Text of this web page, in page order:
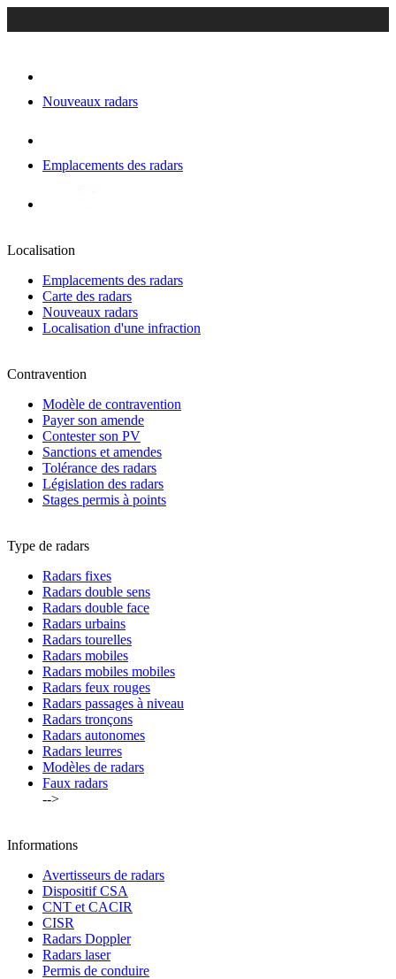
Nouveaux radars
Emplacements des radars
Localisation
Emplacements des radars
Carte des radars
Nouveaux radars
Localisation d'une infraction
Contravention
Modèle de contravention
Payer son amende
Contester son PV
Sanctions et amendes
Tolérance des radars
Législation des radars
Stages permis à points
Type de radars
Radars fixes
Radars double sens
Radars double face
Radars urbains
Radars tourelles
Radars mobiles
Radars mobiles mobiles
Radars feux rouges
Radars passages à niveau
Radars tronçons
Radars autonomes
Radars leurres
Modèles de radars
Faux radars
-->
Informations
Avertisseurs de radars
Dispositif CSA
CNT et CACIR
CISR
Radars Doppler
Radars laser
Permis de conduire